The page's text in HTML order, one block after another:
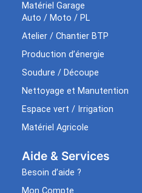
Matériel Garage
Auto / Moto / PL
Atelier / Chantier BTP
Production d’énergie
Soudure / Découpe
Nettoyage et Manutention
Espace vert / Irrigation
Matériel Agricole
Aide & Services​
Besoin d’aide ?
Mon Compte